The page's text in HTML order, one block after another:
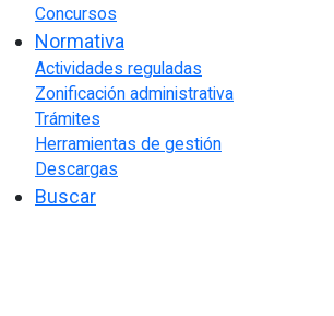
Concursos
Normativa
Actividades reguladas
Zonificación administrativa
Trámites
Herramientas de gestión
Descargas
Buscar